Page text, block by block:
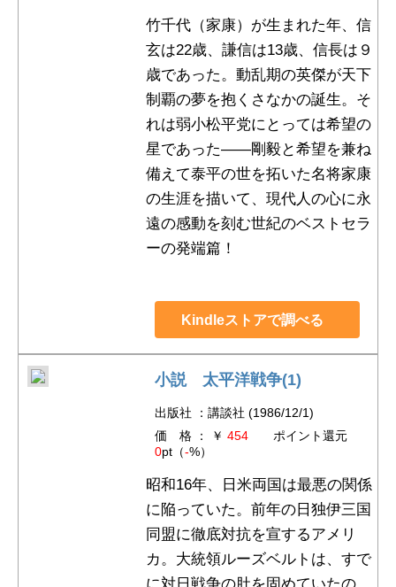
竹千代（家康）が生まれた年、信
玄は22歳、謙信は13歳、信長は９
歳であった。動乱期の英傑が天下
制覇の夢を抱くさなかの誕生。そ
れは弱小松平党にとっては希望の
星であった――剛毅と希望を兼ね
備えて泰平の世を拓いた名将家康
の生涯を描いて、現代人の心に永
遠の感動を刻む世紀のベストセラ
ーの発端篇！
Kindleストアで調べる
小説 太平洋戦争(1)
出版社 ：講談社 (1986/12/1)
価 格 ： ￥ 454ポイント還元
0pt（-%）
昭和16年、日米両国は最悪の関係
に陥っていた。前年の日独伊三国
同盟に徹底対抗を宣するアメリ
カ。大統領ルーズベルトは、すで
に対日戦争の肚を固めていたの